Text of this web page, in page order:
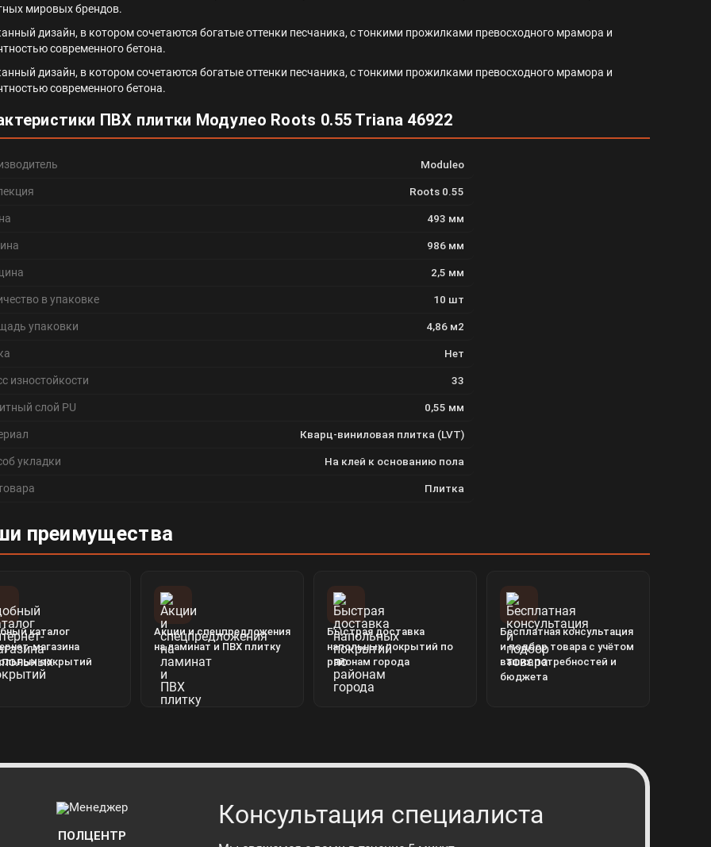
мировых брендов.
дизайн, в котором сочетаются богатые оттенки песчаника, с тонкими прожилками превосходного мрамора и
современного бетона.
дизайн, в котором сочетаются богатые оттенки песчаника, с тонкими прожилками превосходного мрамора и
современного бетона.
ПВХ плитки Модулео Roots 0.55 Triana 46922
Moduleo
Roots 0.55
493 мм
986 мм
2,5 мм
в упаковке 10 шт
упаковки 4,86 м2
Нет
изностойкости 33
слой PU 0,55 мм
Кварц-виниловая плитка (LVT)
укладки На клей к основанию пола
Плитка
преимущества
каталог
магазина
покрытий
Акции и спецпредложения
на ламинат и ПВХ плитку
Быстрая доставка
напольных покрытий по
районам города
Бесплатная консультация
и подбор товара с учётом
ваших потребностей и
бюджета
ПОЛЦЕНТР
Консультация специалиста